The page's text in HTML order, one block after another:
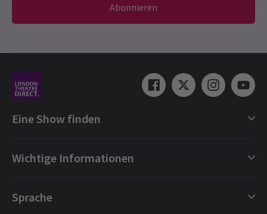
Abonnieren
Eine Show finden
London Musicals
London Tanz
Wichtige Informationen
Buchungsschutz
Sprache